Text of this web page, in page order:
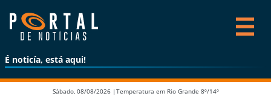
É noticía, está aqui!
Sábado, 08/08/2026 | Temperatura em Rio Grande 8º/14º